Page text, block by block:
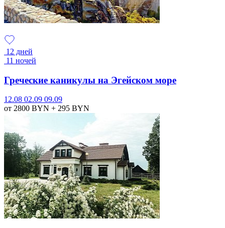
12 дней
11 ночей
Греческие каникулы на Эгейском море
12.08 02.09 09.09
от 2800 BYN + 295 BYN